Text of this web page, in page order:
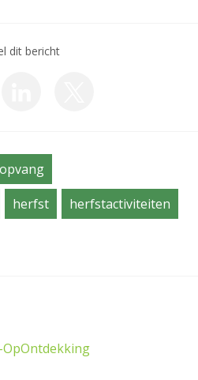
dit bericht
herfst
herfstactiviteiten
OpOntdekking